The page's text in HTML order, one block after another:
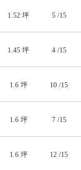
1.52 坪 5 /15
1.45 坪 4 /15
1.6 坪 10 /15
1.6 坪 7 /15
1.6 坪 12 /15